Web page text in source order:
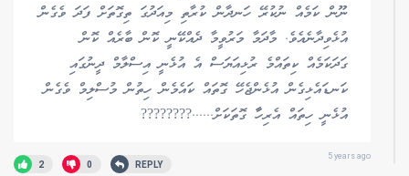
ނޫން ކަމެއް ނުކުރޭ ހަނދާން ކުރާތި މިއަދުގަ ތިގޮތަށް ފަދަ ވެގެން
އުޅެވިދާނެއެވެ. މާދަމާ މަރުވީމާ ދެއްކޭނީ ކޮން ބާރެއް ކޮން
ގަދަކަމެއް ކިތައްމެ ރުޅިއަޔަސް އެ އުޅެނީ އިސްލާމް ދީނުގައި
ކަނޑައެޅިގެން އުޅެންޖެހޭ ގޮތައް ކައެމެން ހިތުން މުސްލިމް ވެގެން
އުޅެނީ ހިތައް އެރިހާާ ގޮތަކަށް......????????
2 0 REPLY
5 years ago